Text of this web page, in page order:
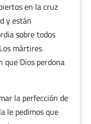
en la cruz
y están
sobre todos
mártires
que Dios perdona
la perfección de
le pedimos que